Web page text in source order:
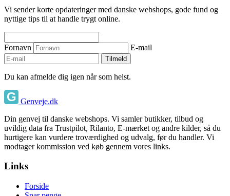
Vi sender korte opdateringer med danske webshops, gode fund og
nyttige tips til at handle trygt online.
Fornavn E-mail
Tilmeld
Du kan afmelde dig igen når som helst.
Genveje.dk
Din genvej til danske webshops. Vi samler butikker, tilbud og
uvildig data fra Trustpilot, Rilanto, E-mærket og andre kilder, så du
hurtigere kan vurdere troværdighed og udvalg, før du handler. Vi
modtager kommission ved køb gennem vores links.
Links
Forside